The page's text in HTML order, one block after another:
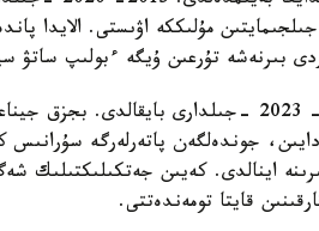
مۇلىككە اۋىستى. الايدا
بىرنەشە تۇرعىن ۇيگە ءبولىپ ساتۋ
كەلەسى سەرپىن 2021- 2023 -جىلدارى
جوندەلگەن پاتەرلەرگە
اينالدى. كەيىن جەتكىلىكتىلىك
قايتا تومەندەتتى.